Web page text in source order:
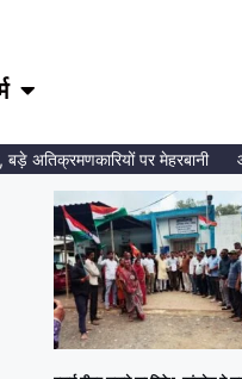
पर मेहरबानी आमला